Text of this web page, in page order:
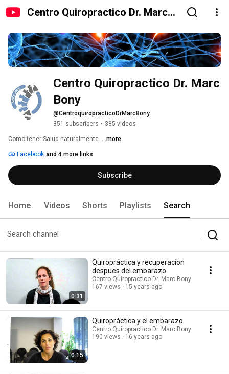
Centro Quiropractico Dr. Marc
Centro Quiropractico Dr. Marc
Bony
@CentroquiropracticoDrMarcBony
351 subscribers • 385 videos
Como tener Salud naturalmente. ...more
Facebook and 4 more links
Subscribe
Home Videos Shorts Playlists Search
0:31
Quiropráctica y recuperacíon
despues del embarazo
Centro Quiropractico Dr. Marc Bony
167 views
15 years ago
0:15
Quiropráctica y el embarazo
Centro Quiropractico Dr. Marc Bony
190 views
16 years ago